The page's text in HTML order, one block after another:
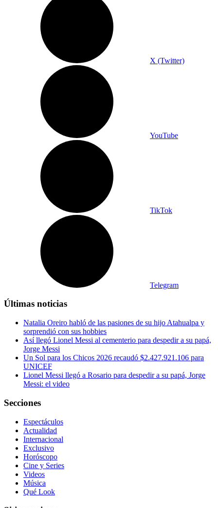
X (Twitter)
YouTube
TikTok
Telegram
Últimas noticias
Natalia Oreiro habló de las pasiones de su hijo Atahualpa y
sorprendió con sus hobbies
Así llegó Lionel Messi al cementerio para despedir a su papá,
Jorge Messi
Un Sol para los Chicos 2026 recaudó $2.427.921.106 para
UNICEF
Lionel Messi llegó a Rosario para despedir a su papá, Jorge
Messi: el video
Secciones
Espectáculos
Actualidad
Internacional
Exclusivo
Horóscopo
Cine y Series
Videos
Música
Qué Look